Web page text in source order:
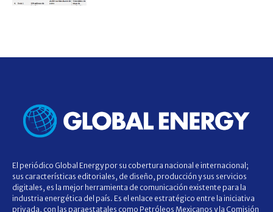
El periódico Global Energy por su cobertura nacional e internacional;
sus características editoriales, de diseño, producción y sus servicios
digitales, es la mejor herramienta de comunicación existente para la
industria energética del país. Es el enlace estratégico entre la iniciativa
privada, con las paraestatales como Petróleos Mexicanos y la Comisión